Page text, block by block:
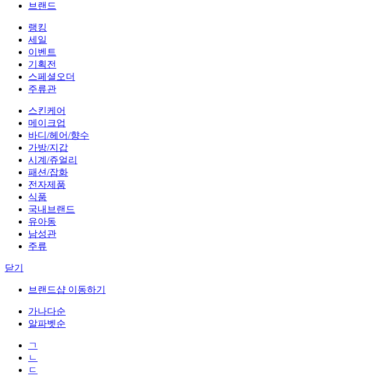
브랜드
랭킹
세일
이벤트
기획전
스페셜오더
주류관
스킨케어
메이크업
바디/헤어/향수
가방/지갑
시계/쥬얼리
패션/잡화
전자제품
식품
국내브랜드
유아동
남성관
주류
닫기
브랜드샵 이동하기
가나다순
알파벳순
ㄱ
ㄴ
ㄷ